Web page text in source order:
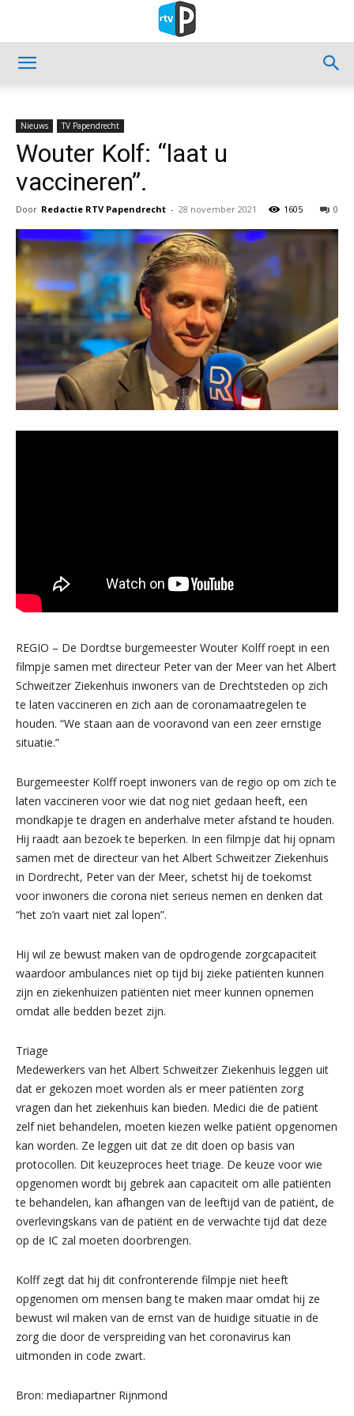
Nieuws TV Papendrecht
Wouter Kolf: “laat u
vaccineren”.
Door Redactie RTV Papendrecht - 28 november 2021 0
1605
REGIO – De Dordtse burgemeester Wouter Kolff roept in een
filmpje samen met directeur Peter van der Meer van het Albert
Schweitzer Ziekenhuis inwoners van de Drechtsteden op zich
te laten vaccineren en zich aan de coronamaatregelen te
houden. “We staan aan de vooravond van een zeer ernstige
situatie.”
Burgemeester Kolff roept inwoners van de regio op om zich te
laten vaccineren voor wie dat nog niet gedaan heeft, een
mondkapje te dragen en anderhalve meter afstand te houden.
Hij raadt aan bezoek te beperken. In een filmpje dat hij opnam
samen met de directeur van het Albert Schweitzer Ziekenhuis
in Dordrecht, Peter van der Meer, schetst hij de toekomst
voor inwoners die corona niet serieus nemen en denken dat
“het zo’n vaart niet zal lopen”.
Hij wil ze bewust maken van de opdrogende zorgcapaciteit
waardoor ambulances niet op tijd bij zieke patiënten kunnen
zijn en ziekenhuizen patiënten niet meer kunnen opnemen
omdat alle bedden bezet zijn.
Triage
Medewerkers van het Albert Schweitzer Ziekenhuis leggen uit
dat er gekozen moet worden als er meer patiënten zorg
vragen dan het ziekenhuis kan bieden. Medici die de patiënt
zelf niet behandelen, moeten kiezen welke patiënt opgenomen
kan worden. Ze leggen uit dat ze dit doen op basis van
protocollen. Dit keuzeproces heet triage. De keuze voor wie
opgenomen wordt bij gebrek aan capaciteit om alle patiënten
te behandelen, kan afhangen van de leeftijd van de patiënt, de
overlevingskans van de patiënt en de verwachte tijd dat deze
op de IC zal moeten doorbrengen.
Kolff zegt dat hij dit confronterende filmpje niet heeft
opgenomen om mensen bang te maken maar omdat hij ze
bewust wil maken van de ernst van de huidige situatie in de
zorg die door de verspreiding van het coronavirus kan
uitmonden in code zwart.
Bron: mediapartner Rijnmond